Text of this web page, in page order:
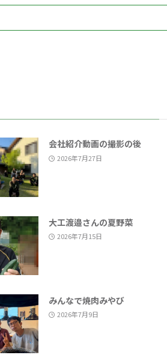
会社紹介動画の撮影の後
2026年7月27日
大工渡邉さんの夏野菜
2026年7月15日
みんなで焼肉みやび
2026年7月9日